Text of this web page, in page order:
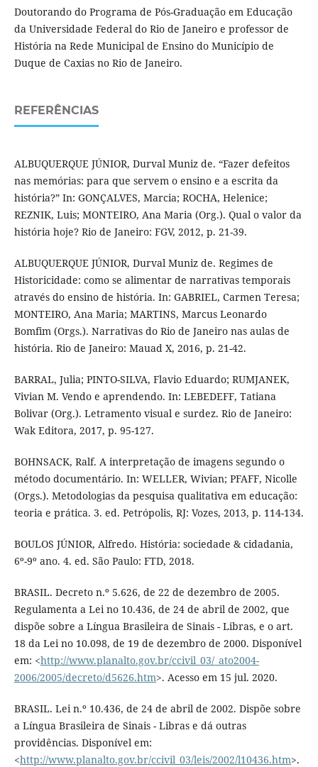
Doutorando do Programa de Pós-Graduação em Educação
da Universidade Federal do Rio de Janeiro e professor de
História na Rede Municipal de Ensino do Município de
Duque de Caxias no Rio de Janeiro.
REFERÊNCIAS
ALBUQUERQUE JÚNIOR, Durval Muniz de. “Fazer defeitos
nas memórias: para que servem o ensino e a escrita da
história?” In: GONÇALVES, Marcia; ROCHA, Helenice;
REZNIK, Luis; MONTEIRO, Ana Maria (Org.). Qual o valor da
história hoje? Rio de Janeiro: FGV, 2012, p. 21-39.
ALBUQUERQUE JÚNIOR, Durval Muniz de. Regimes de
Historicidade: como se alimentar de narrativas temporais
através do ensino de história. In: GABRIEL, Carmen Teresa;
MONTEIRO, Ana Maria; MARTINS, Marcus Leonardo
Bomfim (Orgs.). Narrativas do Rio de Janeiro nas aulas de
história. Rio de Janeiro: Mauad X, 2016, p. 21-42.
BARRAL, Julia; PINTO-SILVA, Flavio Eduardo; RUMJANEK,
Vivian M. Vendo e aprendendo. In: LEBEDEFF, Tatiana
Bolivar (Org.). Letramento visual e surdez. Rio de Janeiro:
Wak Editora, 2017, p. 95-127.
BOHNSACK, Ralf. A interpretação de imagens segundo o
método documentário. In: WELLER, Wivian; PFAFF, Nicolle
(Orgs.). Metodologias da pesquisa qualitativa em educação:
teoria e prática. 3. ed. Petrópolis, RJ: Vozes, 2013, p. 114-134.
BOULOS JÚNIOR, Alfredo. História: sociedade & cidadania,
6º-9º ano. 4. ed. São Paulo: FTD, 2018.
BRASIL. Decreto n.º 5.626, de 22 de dezembro de 2005.
Regulamenta a Lei no 10.436, de 24 de abril de 2002, que
dispõe sobre a Língua Brasileira de Sinais - Libras, e o art.
18 da Lei no 10.098, de 19 de dezembro de 2000. Disponível
em: <http://www.planalto.gov.br/ccivil_03/_ato2004-
2006/2005/decreto/d5626.htm>. Acesso em 15 jul. 2020.
BRASIL. Lei n.º 10.436, de 24 de abril de 2002. Dispõe sobre
a Língua Brasileira de Sinais - Libras e dá outras
providências. Disponível em:
<http://www.planalto.gov.br/ccivil_03/leis/2002/l10436.htm>.